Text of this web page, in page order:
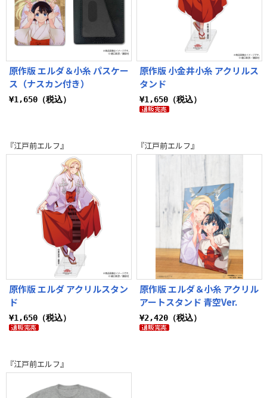
原作版 エルダ＆小糸 パスケー
ス（ナスカン付き）
¥1,650（税込）
原作版 小金井小糸 アクリルス
タンド
¥1,650（税込）
『江戸前エルフ』
原作版 エルダ アクリルスタン
ド
¥1,650（税込）
『江戸前エルフ』
原作版 エルダ＆小糸 アクリル
アートスタンド 青空Ver.
¥2,420（税込）
『江戸前エルフ』